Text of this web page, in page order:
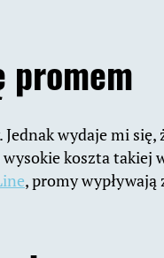
promem
wydaje mi
koszta takiej
, promy